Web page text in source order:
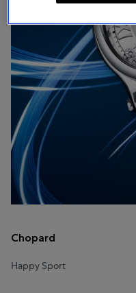
Chopard
Happy Sport